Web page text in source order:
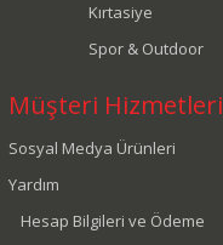
Kırtasiye
Spor & Outdoor
Müşteri Hizmetleri
Sosyal Medya Ürünleri
Yardım
Hesap Bilgileri ve Ödeme